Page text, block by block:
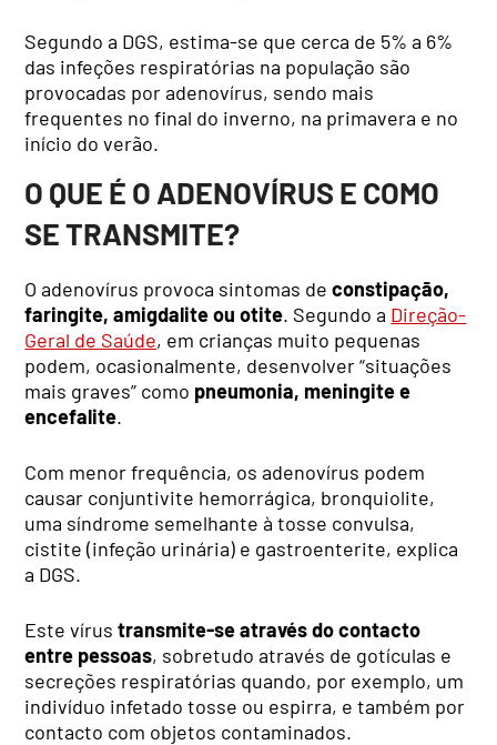
Segundo a DGS, estima-se que cerca de 5% a 6%
das infeções respiratórias na população são
provocadas por adenovírus, sendo mais
frequentes no final do inverno, na primavera e no
início do verão.
O QUE É O ADENOVÍRUS E COMO
SE TRANSMITE?
O adenovírus provoca sintomas deconstipação,
faringite, amigdalite ou otite. Segundo a Direção-
Geral de Saúde, em crianças muito pequenas
podem, ocasionalmente, desenvolver “situações
mais graves” como pneumonia, meningite e
encefalite.
Com menor frequência, os adenovírus podem
causar conjuntivite hemorrágica, bronquiolite,
uma síndrome semelhante à tosse convulsa,
cistite (infeção urinária) e gastroenterite, explica
a DGS.
Este vírus transmite-se através do contacto
entre pessoas, sobretudo através de gotículas e
secreções respiratórias quando, por exemplo, um
indivíduo infetado tosse ou espirra, e também por
contacto com objetos contaminados.